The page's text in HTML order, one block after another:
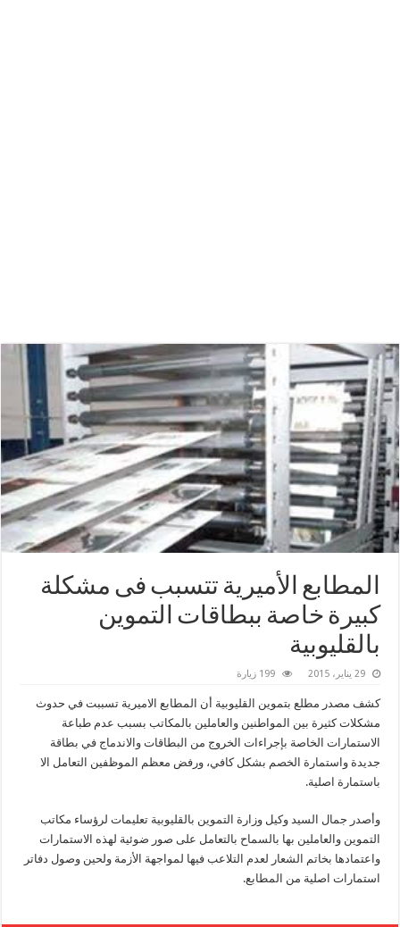
المطابع الأميرية تتسبب فى مشكلة
كبيرة خاصة ببطاقات التموين
بالقليوبية
29 يناير، 2015 199 زيارة
كشف مصدر مطلع بتموين القليوبية أن المطابع الاميرية تسببت في حدوث
مشكلات كثيرة بين المواطنين والعاملين بالمكاتب بسبب عدم طباعة
الاستمارات الخاصة بإجراءات الخروج من البطاقات والاندماج في بطاقة
جديدة واستمارة الخصم بشكل كافي، ورفض معظم الموظفين التعامل الا
باستمارة اصلية.
وأصدر جمال السيد وكيل وزارة التموين بالقليوبية تعليمات لرؤساء مكاتب
التموين والعاملين بها بالسماح بالتعامل على صور ضوئية لهذه الاستمارات
واعتمادها بخاتم الشعار لعدم التلاعب فيها لمواجهة الأزمة ولحين وصول دفاتر
استمارات اصلية من المطابع.